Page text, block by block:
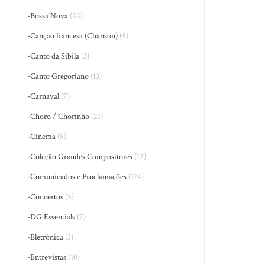
-Bossa Nova (22)
-Canção francesa (Chanson) (5)
-Canto da Sibila (3)
-Canto Gregoriano (13)
-Carnaval (7)
-Choro / Chorinho (21)
-Cinema (5)
-Coleção Grandes Compositores (12)
-Comunicados e Proclamações (174)
-Concertos (5)
-DG Essentials (7)
-Eletrônica (3)
-Entrevistas (10)